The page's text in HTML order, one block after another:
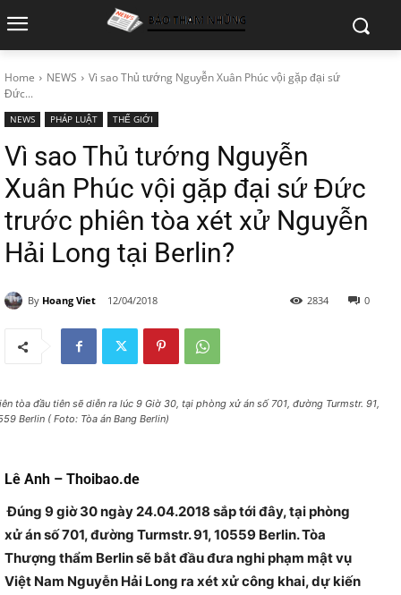
Home NEWS
Vì sao Thủ tướng Nguyễn Xuân Phúc vội gặp đại sứ
Đức...
NEWS PHÁP LUẬT THẾ GIỚI
Vì sao Thủ tướng Nguyễn
Xuân Phúc vội gặp đại sứ Đức
trước phiên tòa xét xử Nguyễn
Hải Long tại Berlin?
By Hoang Viet 12/04/2018 0
2834
tòa đầu tiên sẽ diễn ra lúc 9 Giờ 30, tại phòng xử án số 701, đường Turmstr. 91,
Berlin ( Foto: Tòa án Bang Berlin)
Lê Anh – Thoibao.de
Đúng 9 giờ 30 ngày 24.04.2018 sắp tới đây, tại phòng
xử án số 701, đường Turmstr. 91, 10559 Berlin. Tòa
Thượng thẩm Berlin sẽ bắt đầu đưa nghi phạm mật vụ
Việt Nam Nguyễn Hải Long ra xét xử công khai, dự kiến